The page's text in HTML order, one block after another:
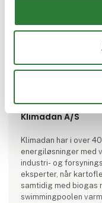
Produktet er tilføjet
Klimadan A/S
Klimadan har i over
energiløsninger med
industri- og
eksperter, når
samtidig med biogas
swimmingpoolen